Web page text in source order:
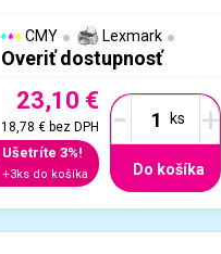
CMY Lexmark
Overiť dostupnosť
23,10 €
18,78 €bez DPH
Ušetríte 3%!
+3ks do košíka
- +
Do košíka